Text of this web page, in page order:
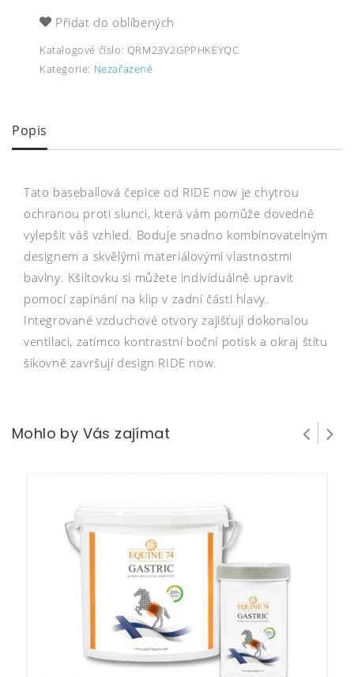
Přidat do oblíbených
Katalogové číslo: QRM23V2GPPHKEYQC
Kategorie: Nezařazené
Popis
Tato baseballová čepice od RIDE now je chytrou
ochranou proti slunci, která vám pomůže dovedně
vylepšit váš vzhled. Boduje snadno kombinovatelným
designem a skvělými materiálovými vlastnostmi
bavlny. Kšiltovku si můžete individuálně upravit
pomocí zapínání na klip v zadní části hlavy.
Integrované vzduchové otvory zajišťují dokonalou
ventilaci, zatímco kontrastní boční potisk a okraj štítu
šikovně završují design RIDE now.
Mohlo by Vás zajímat